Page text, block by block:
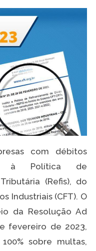
com débitos
à Política de
(Refis), do
Industriais (CFT). O
da Resolução Ad
fevereiro de 2023,
sobre multas,